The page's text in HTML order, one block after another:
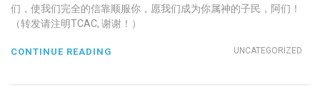
们，使我们完全的信靠顺服你，愿我们成为你属神的子民，阿们！
（转发请注明TCAC, 谢谢！）
UNCATEGORIZED
CONTINUE READING